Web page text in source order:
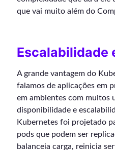
que vai muito além do
Escalabilidade
A grande vantagem do
falamos de aplicações em
em ambientes com muitos
disponibilidade e
Kubernetes foi projetado
pods que podem ser
balanceia carga, reinicia